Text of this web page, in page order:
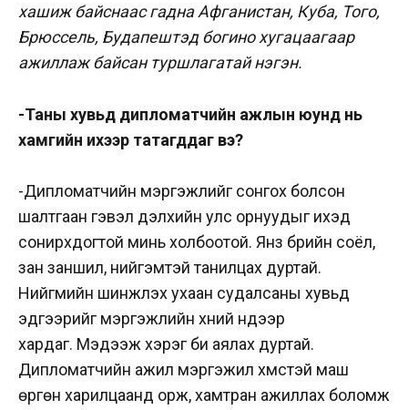
хашиж байснаас гадна Афганистан, Куба, Того,
Брюссель, Будапештэд богино хугацаагаар
ажиллаж байсан туршлагатай нэгэн.
-Таны хувьд дипломатчийн ажлын юунд нь
хамгийн ихээр татагддаг вэ?
-Дипломатчийн мэргэжлийг сонгох болсон
шалтгаан гэвэл дэлхийн улс орнуудыг ихэд
сонирхдогтой минь холбоотой. Янз бүрийн соёл,
зан заншил, нийгэмтэй танилцах дуртай.
Нийгмийн шинжлэх ухаан судалсаны хувьд
эдгээрийг мэргэжлийн хүний нүдээр
хардаг. Мэдээж хэрэг би аялах дуртай.
Дипломатчийн ажил мэргэжил хүмүүстэй маш
өргөн харилцаанд орж, хамтран ажиллах боломж